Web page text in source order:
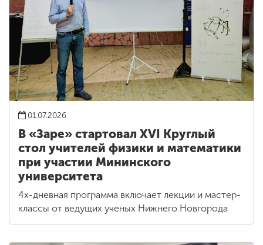
01.07.2026
В «Заре» стартовал XVI Круглый
стол учителей физики и математики
при участии Мининского
университета
4х-дневная программа включает лекции и мастер-
классы от ведущих ученых Нижнего Новгорода